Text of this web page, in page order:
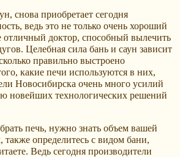
снова приобретает сегодня
ведь это не только очень хороший
доктор, способный вылечить
Целебная сила бань и саун зависит
правильно выстроено
какие печи используются в них,
Новосибирска очень много усилий
новейших технологических решений
печь, нужно знать объем вашей
также определитесь с видом бани,
Ведь сегодня производители